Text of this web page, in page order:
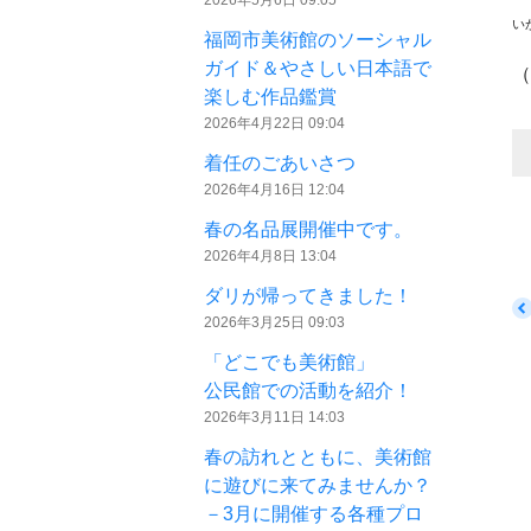
福岡市美術館のソーシャル
ガイド＆やさしい日本語で
楽しむ作品鑑賞
2026年4月22日 09:04
着任のごあいさつ
2026年4月16日 12:04
春の名品展開催中です。
2026年4月8日 13:04
ダリが帰ってきました！
2026年3月25日 09:03
「どこでも美術館」
公民館での活動を紹介！
2026年3月11日 14:03
春の訪れとともに、美術館
に遊びに来てみませんか？
－3月に開催する各種プロ
い